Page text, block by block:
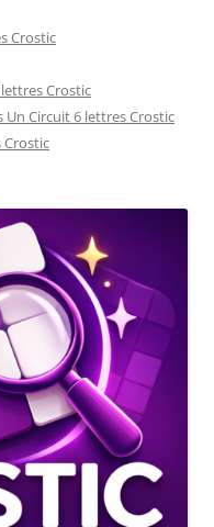
Crostic
lettres Crostic
Un Circuit 6 lettres Crostic
Crostic